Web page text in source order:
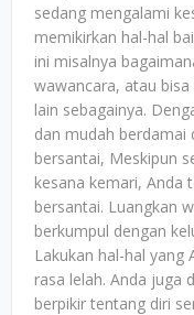
sedang mengalami
memikirkan hal-hal
ini misalnya
wawancara, atau
lain sebagainya.
dan mudah berdamai
bersantai, Meskipun
kesana kemari, Anda
bersantai. Luangkan
berkumpul dengan
Lakukan hal-hal yang
rasa lelah. Anda juga
berpikir tentang diri